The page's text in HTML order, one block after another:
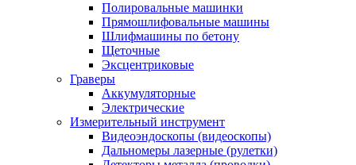
Полировальные машинки
Прямошлифовальные машины
Шлифмашины по бетону
Щеточные
Эксцентриковые
Граверы
Аккумуляторные
Электрические
Измерительный инструмент
Видеоэндоскопы (видеоскопы)
Дальномеры лазерные (рулетки)